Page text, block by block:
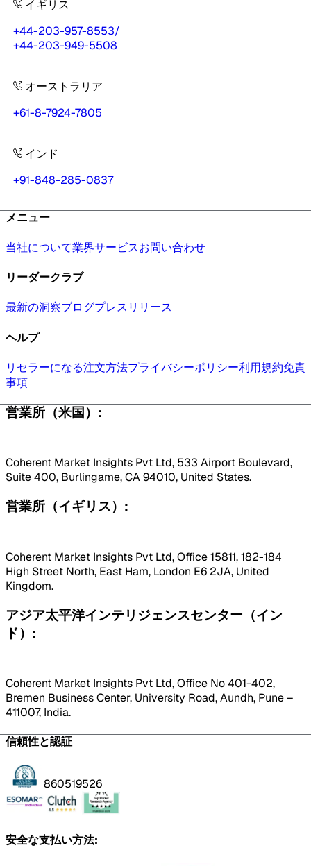
イギリス
+44-203-957-8553/
+44-203-949-5508
オーストラリア
+61-8-7924-7805
インド
+91-848-285-0837
メニュー
当社について業界サービスお問い合わせ
リーダークラブ
最新の洞察ブログプレスリリース
ヘルプ
リセラーになる注文方法プライバシーポリシー利用規約免責
事項
営業所（米国）:
Coherent Market Insights Pvt Ltd, 533 Airport Boulevard,
Suite 400, Burlingame, CA 94010, United States.
営業所（イギリス）:
Coherent Market Insights Pvt Ltd, Office 15811, 182-184
High Street North, East Ham, London E6 2JA, United
Kingdom.
アジア太平洋インテリジェンスセンター（イン
ド）:
Coherent Market Insights Pvt Ltd, Office No 401-402,
Bremen Business Center, University Road, Aundh, Pune –
411007, India.
信頼性と認証
860519526
安全な支払い方法: